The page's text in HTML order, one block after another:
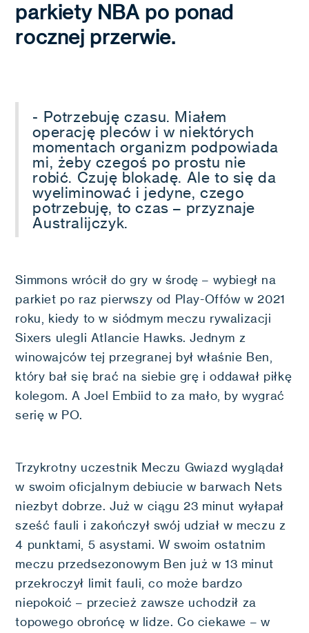
parkiety NBA po ponad
rocznej przerwie.
- Potrzebuję czasu. Miałem
operację pleców i w niektórych
momentach organizm podpowiada
mi, żeby czegoś po prostu nie
robić. Czuję blokadę. Ale to się da
wyeliminować i jedyne, czego
potrzebuję, to czas – przyznaje
Australijczyk.
Simmons wrócił do gry w środę – wybiegł na
parkiet po raz pierwszy od Play-Offów w 2021
roku, kiedy to w siódmym meczu rywalizacji
Sixers ulegli Atlancie Hawks. Jednym z
winowajców tej przegranej był właśnie Ben,
który bał się brać na siebie grę i oddawał piłkę
kolegom. A Joel Embiid to za mało, by wygrać
serię w PO.
Trzykrotny uczestnik Meczu Gwiazd wyglądał
w swoim oficjalnym debiucie w barwach Nets
niezbyt dobrze. Już w ciągu 23 minut wyłapał
sześć fauli i zakończył swój udział w meczu z
4 punktami, 5 asystami. W swoim ostatnim
meczu przedsezonowym Ben już w 13 minut
przekroczył limit fauli, co może bardzo
niepokoić – przecież zawsze uchodził za
topowego obrońcę w lidze. Co ciekawe – w